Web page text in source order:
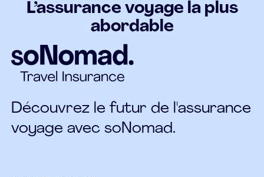
L’assurance voyage la plus
abordable
Découvrez le futur de l'assurance
voyage avec soNomad.